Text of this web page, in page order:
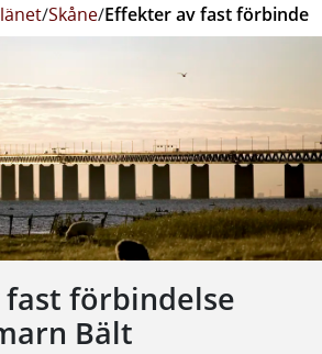
/Skåne/Effekter av fast
fast förbindelse
Bält